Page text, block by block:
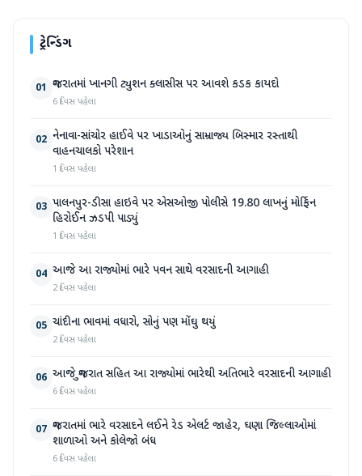
ટ્રેન્ડિંગ
01 ગુજરાતમાં ખાનગી ટ્યુશન ક્લાસીસ પર આવશે કડક કાયદો
6 દિવસ પહેલા
02 નેનાવા-સાંચોર હાઈવે પર ખાડાઓનું સામ્રાજ્ય બિસ્માર રસ્તાથી
વાહનચાલકો પરેશાન
1 દિવસ પહેલા
03 પાલનપુર-ડીસા હાઇવે પર એસઓજી પોલીસે 19.80 લાખનું મોર્ફિન
હિરોઈન ઝડપી પાડ્યું
1 દિવસ પહેલા
04 આજે આ રાજ્યોમાં ભારે પવન સાથે વરસાદની આગાહી
2 દિવસ પહેલા
05 ચાંદીના ભાવમાં વધારો, સોનું પણ મોંઘુ થયું
2 દિવસ પહેલા
06 આજે ગુજરાત સહિત આ રાજ્યોમાં ભારેથી અતિભારે વરસાદની આગાહી
6 દિવસ પહેલા
07 ગુજરાતમાં ભારે વરસાદને લઈને રેડ એલર્ટ જાહેર, ઘણા જિલ્લાઓમાં
શાળાઓ અને કોલેજો બંધ
6 દિવસ પહેલા